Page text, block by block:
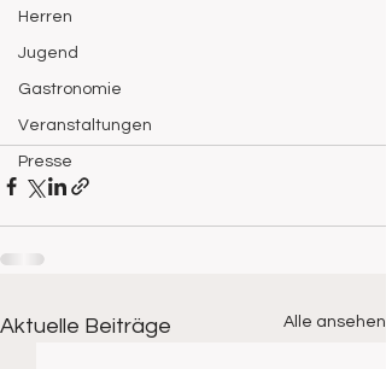
Herren
Jugend
Gastronomie
Veranstaltungen
Presse
Aktuelle Beiträge Alle ansehen